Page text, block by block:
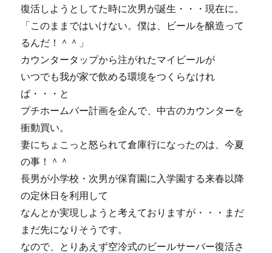
復活しようとしてた時に次男が誕生・・・現在に。
「このままではいけない。僕は、ビールを醸造って
るんだ！＾＾」
カウンタータップから注がれたマイビールが
いつでも我が家で飲める環境をつくらなけれ
ば・・・と
プチホームバー計画を企んで、中古のカウンターを
衝動買い。
妻にちょこっと怒られて倉庫行になったのは、今夏
の事！＾＾
長男が小学校・次男が保育園に入学園する来春以降
の定休日を利用して
なんとか実現しようと考えておりますが・・・まだ
まだ先になりそうです。
なので、とりあえず空冷式のビールサーバー復活さ